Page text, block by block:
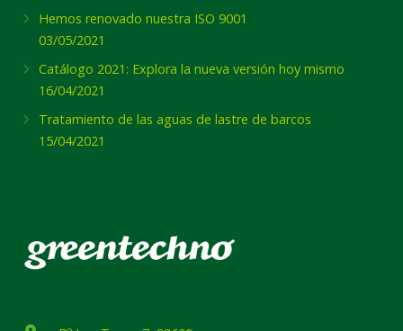
Hemos renovado nuestra ISO 9001
03/05/2021
Catálogo 2021: Explora la nueva versión hoy mismo
16/04/2021
Tratamiento de las aguas de lastre de barcos
15/04/2021